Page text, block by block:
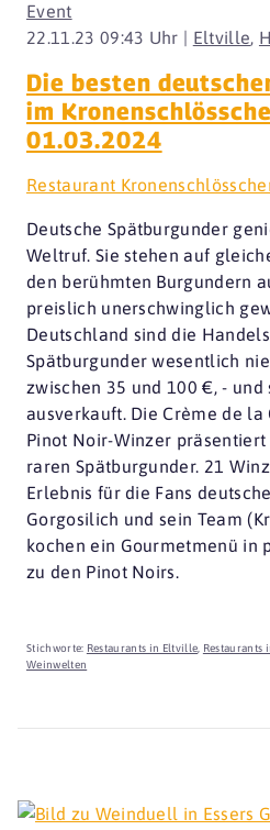
22.11.23 09:43 Uhr | Eltville,
Event
Die besten
im
01.03.2024
Restaurant
Deutsche Spätburgunder
Weltruf. Sie stehen auf
den berühmten Burgundern
preislich unerschwinglich
Deutschland sind die
Spätburgunder wesentlich
zwischen 35 und 100 €, - und
ausverkauft. Die Crème de la
Pinot Noir-Winzer
raren Spätburgunder. 21
Erlebnis für die Fans
Gorgosilich und sein Team
kochen ein Gourmetmenü in
zu den Pinot Noirs.
Stichworte: Restaurants in Eltville Restaurants
Weinwelten